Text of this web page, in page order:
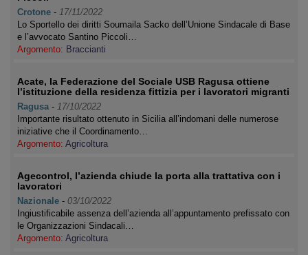
Crotone - 17/11/2022
Lo Sportello dei diritti Soumaila Sacko dell’Unione Sindacale di Base
e l’avvocato Santino Piccoli…
Argomento: Braccianti
Acate, la Federazione del Sociale USB Ragusa ottiene
l’istituzione della residenza fittizia per i lavoratori migranti
Ragusa - 17/10/2022
Importante risultato ottenuto in Sicilia all’indomani delle numerose
iniziative che il Coordinamento…
Argomento: Agricoltura
Agecontrol, l’azienda chiude la porta alla trattativa con i
lavoratori
Nazionale - 03/10/2022
Ingiustificabile assenza dell’azienda all’appuntamento prefissato con
le Organizzazioni Sindacali…
Argomento: Agricoltura